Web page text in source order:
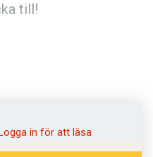
till!
(Kviss
in för att läsa